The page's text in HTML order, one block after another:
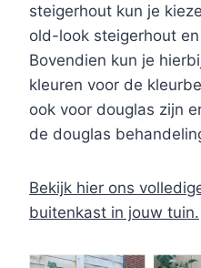
steigerhout kun je
old-look steigerhout
Bovendien kun je
kleuren voor de
ook voor douglas zijn
de douglas
Bekijk hier ons
buitenkast in jouw tuin.